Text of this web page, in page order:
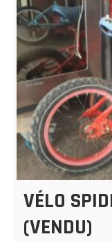
VÉLO
(VENDU)